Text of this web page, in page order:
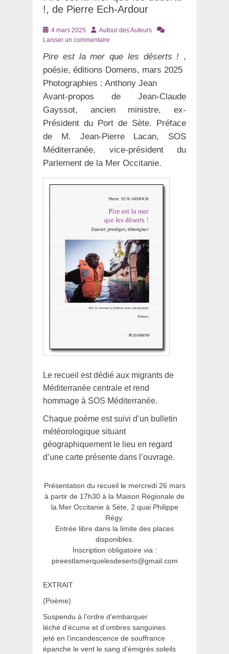
!, de Pierre Ech-Ardour
Posté
le
4 mars 2025 AuteurAutour des Auteurs
Laisser un commentaire
Pire est la mer que les déserts ! ,
poésie, éditions Domens, mars 2025
Photographies : Anthony Jean
Avant-propos de Jean-Claude
Gayssot, ancien ministre, ex-
Président du Port de Sète. Préface
de M. Jean-Pierre Lacan, SOS
Méditerranée, vice-président du
Parlement de la Mer Occitanie.
Le recueil est dédié aux migrants de
Méditerranée centrale et rend
hommage à SOS Méditerranée.
Chaque poème est suivi d’un bulletin
météorologique situant
géographiquement le lieu en regard
d’une carte présente dans l’ouvrage.
Présentation du recueil le mercredi 26 mars
à partir de 17h30 à la Maison Régionale de
la Mer Occitanie à Sète, 2 quai Philippe
Régy.
Entrée libre dans la limite des places
disponibles.
Inscription obligatoire via :
pireestlamerquelesdeserts@gmail.com
EXTRAIT
(Poème)
Suspendu à l’ordre d’embarquer
léché d’écume et d’ombres sanguines
jeté en l’incandescence de souffrance
épanche le vent le sang d’émigrés soleils